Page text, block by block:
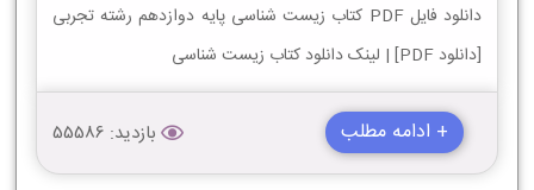
دانلود فایل PDF کتاب زیست شناسی پایه دوازدهم رشته تجربی
[دانلود PDF] | لینک دانلود کتاب زیست شناسی
+ ادامه مطلب بازدید: 55586